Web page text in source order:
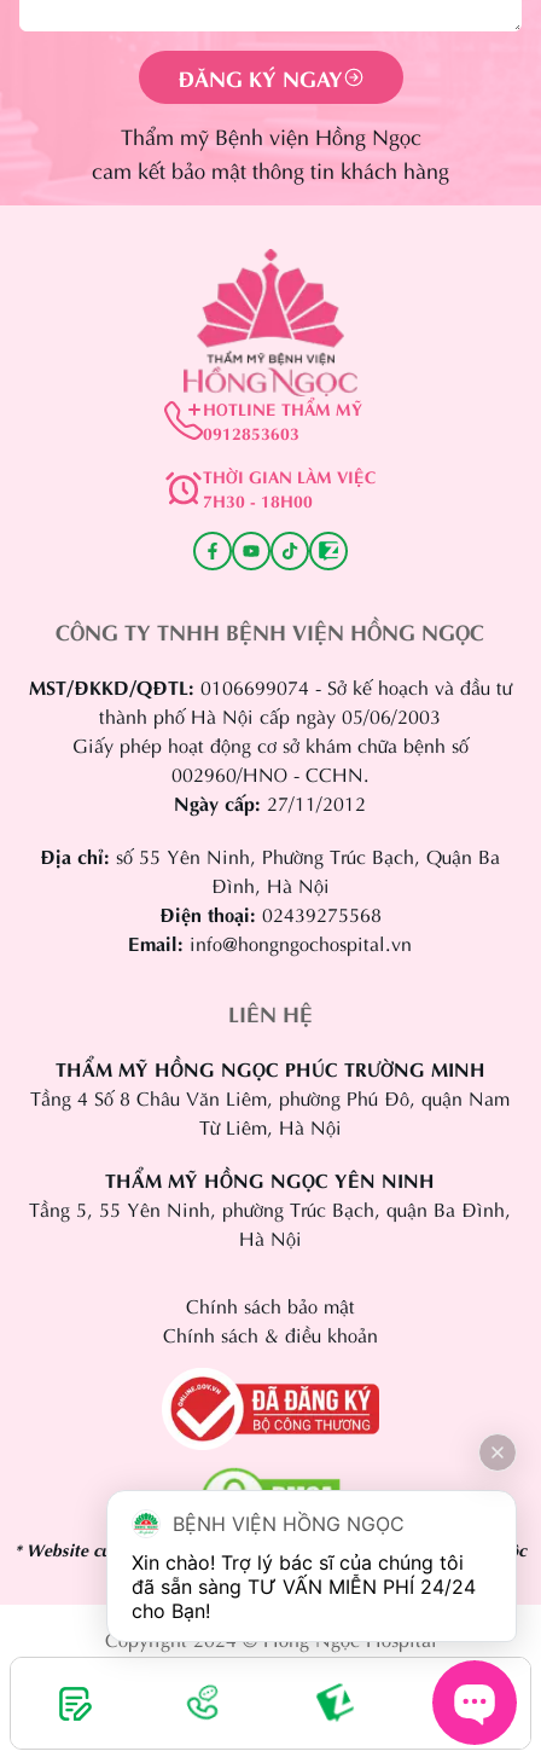
ĐĂNG KÝ NGAY
Thẩm mỹ Bệnh viện Hồng Ngọc
cam kết bảo mật thông tin khách hàng
HOTLINE THẨM MỸ
0912853603
THỜI GIAN LÀM VIỆC
7H30 - 18H00
CÔNG TY TNHH BỆNH VIỆN HỒNG NGỌC
MST/ĐKKD/QĐTL: 0106699074 - Sở kế hoạch và đầu tư
thành phố Hà Nội cấp ngày 05/06/2003
Giấy phép hoạt động cơ sở khám chữa bệnh số
002960/HNO - CCHN.
Ngày cấp: 27/11/2012
Địa chỉ: số 55 Yên Ninh, Phường Trúc Bạch, Quận Ba
Đình, Hà Nội
Điện thoại: 02439275568
Email: info@hongngochospital.vn
LIÊN HỆ
THẨM MỸ HỒNG NGỌC PHÚC TRƯỜNG MINH
Tầng 4 Số 8 Châu Văn Liêm, phường Phú Đô, quận Nam
Từ Liêm, Hà Nội
THẨM MỸ HỒNG NGỌC YÊN NINH
Tầng 5, 55 Yên Ninh, phường Trúc Bạch, quận Ba Đình,
Hà Nội
Chính sách bảo mật
Chính sách & điều khoản
* Website cung cấp nội dung thông tin tham khảo, kết quả phụ thuộc
vào cơ địa mỗi người.
Copyright 2024 © Hồng Ngọc Hospital
BỆNH VIỆN HỒNG NGỌC
Xin chào! Trợ lý bác sĩ của chúng tôi
đã sẵn sàng TƯ VẤN MIỄN PHÍ 24/24